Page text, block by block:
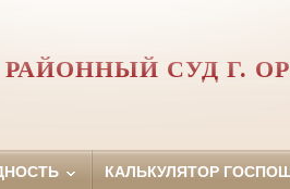
СУД Г.
КАЛЬКУЛЯТОР